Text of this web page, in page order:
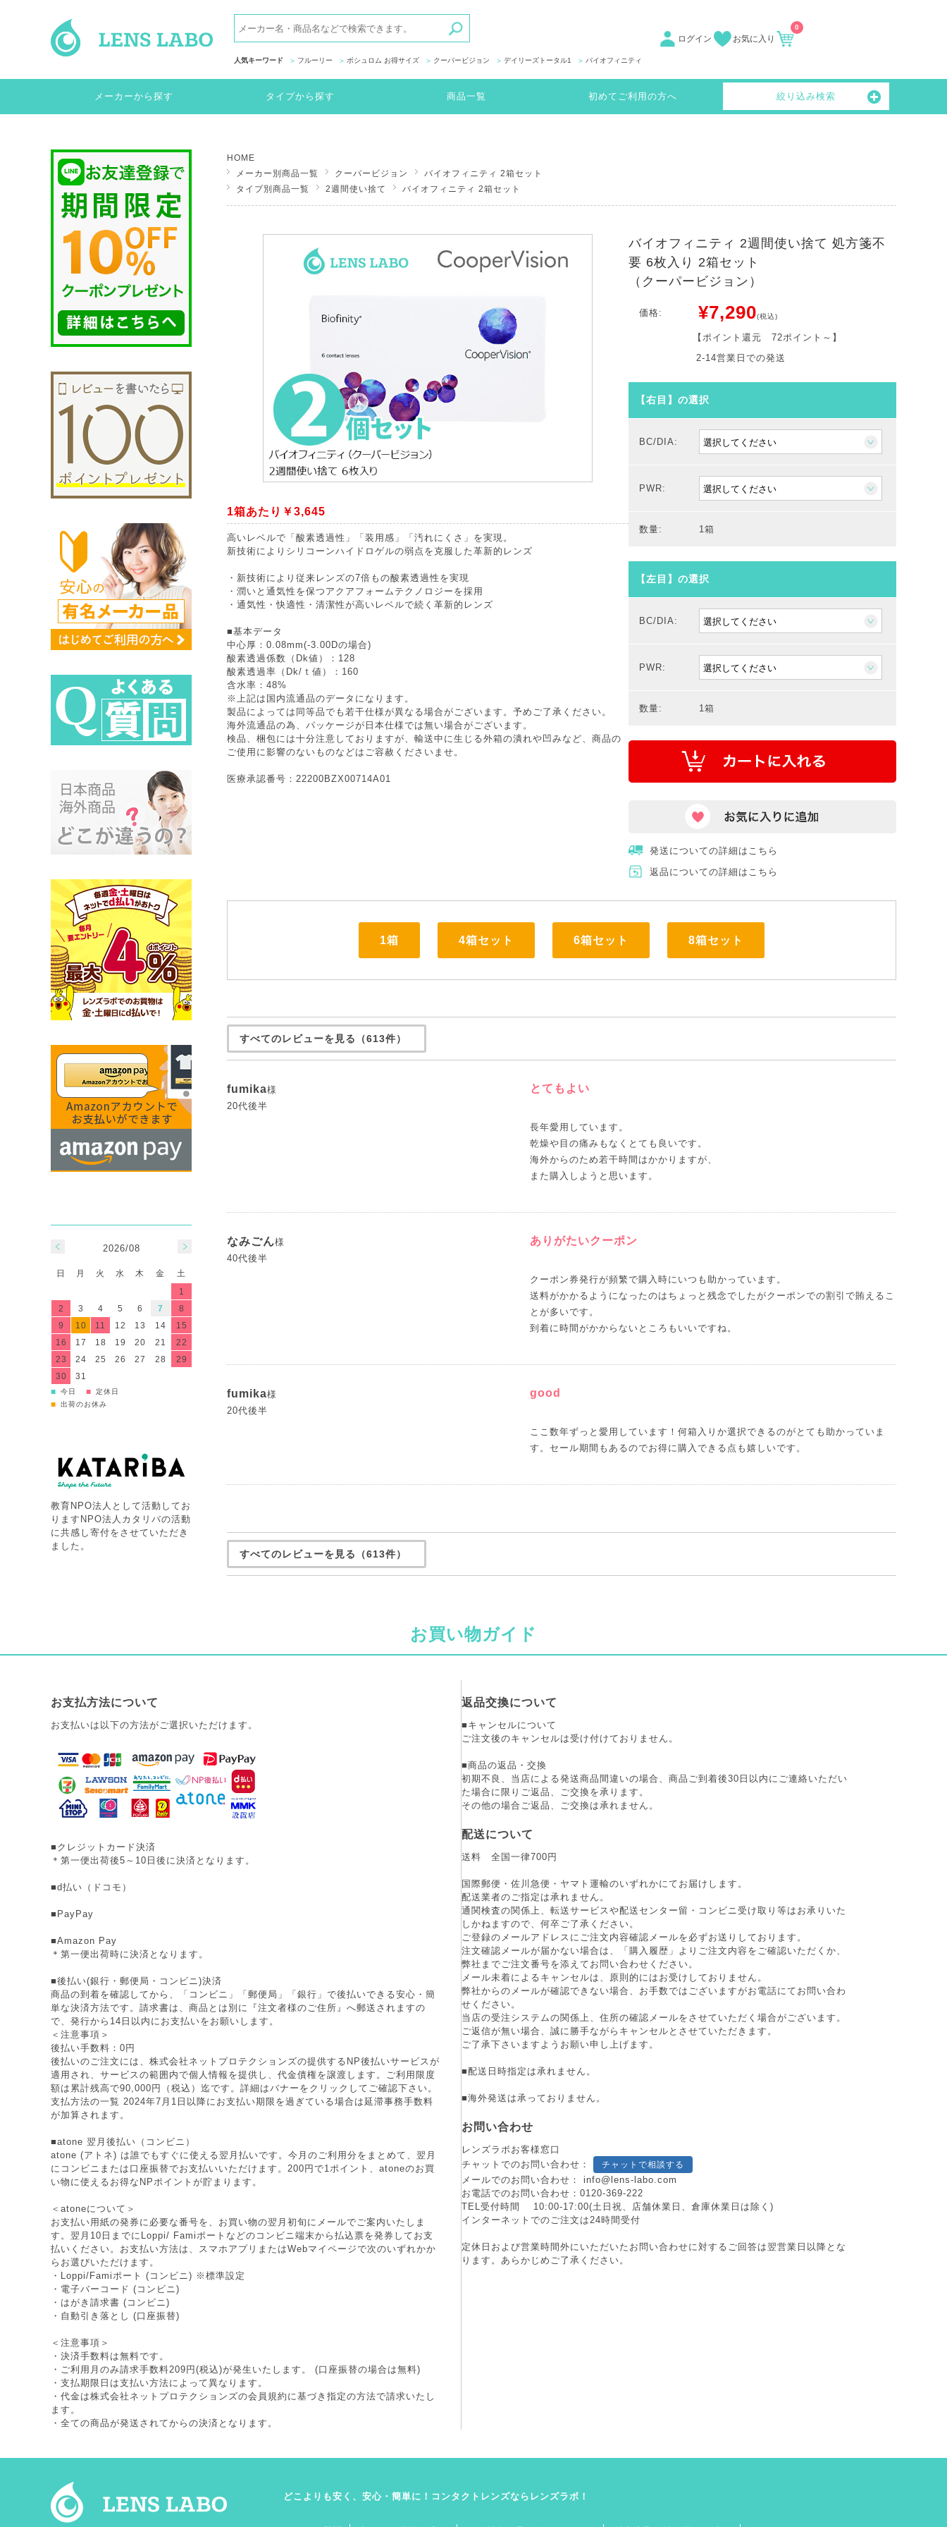
人気キーワード フルーリー ボシュロム お得サイズ クーパービジョン デイリーズトータル1 バイオフィニティ
ログイン お気に入り
0
メーカーから探す タイプから探す 商品一覧 初めてご利用の方へ 絞り込み検索
HOME
メーカー別商品一覧
クーパービジョン
バイオフィニティ 2箱セット
タイプ別商品一覧
2週間使い捨て バイオフィニティ 2箱セット
1箱あたり￥3,645
高いレベルで「酸素透過性」「装用感」「汚れにくさ」を実現。
新技術によりシリコーンハイドロゲルの弱点を克服した革新的レンズ
・新技術により従来レンズの7倍もの酸素透過性を実現
・潤いと通気性を保つアクアフォームテクノロジーを採用
・通気性・快適性・清潔性が高いレベルで続く革新的レンズ
■基本データ
中心厚：0.08mm(-3.00Dの場合)
酸素透過係数（Dk値）：128
酸素透過率（Dk/ｔ値）：160
含水率：48%
※上記は国内流通品のデータになります。
製品によっては同等品でも若干仕様が異なる場合がございます。予めご了承ください。
海外流通品の為、パッケージが日本仕様では無い場合がございます。
検品、梱包には十分注意しておりますが、輸送中に生じる外箱の潰れや凹みなど、商品の
ご使用に影響のないものなどはご容赦くださいませ。
医療承認番号：22200BZX00714A01
バイオフィニティ 2週間使い捨て 処方箋不
要 6枚入り 2箱セット
（クーパービジョン）
価格: ¥7,290(税込)
【ポイント還元 72ポイント～ 】
2-14営業日での発送
【右目】の選択
BC/DIA:
PWR:
数量: 1箱
【左目】の選択
BC/DIA:
PWR:
数量: 1箱
発送についての詳細はこちら
返品についての詳細はこちら
1箱 4箱セット 6箱セット 8箱セット
すべてのレビューを見る（613件）
fumika様
20代後半
とてもよい
長年愛用しています。
乾燥や目の痛みもなくとても良いです。
海外からのため若干時間はかかりますが、
また購入しようと思います。
なみごん様
40代後半
ありがたいクーポン
クーポン券発行が頻繁で購入時にいつも助かっています。
送料がかかるようになったのはちょっと残念でしたがクーポンでの割引で賄えるこ
とが多いです。
到着に時間がかからないところもいいですね。
fumika様
20代後半
good
ここ数年ずっと愛用しています！何箱入りか選択できるのがとても助かっていま
す。セール期間もあるのでお得に購入できる点も嬉しいです。
すべてのレビューを見る（613件）
2026/08
日 月 火 水 木 金
土
1
2
3 4 5 6 7
8
9
10 11 12 13 14
15
16
17 18 19 20 21
22
23
24 25 26 27 28
29
30
31
■ 今日 ■ 定休日
■ 出荷のお休み
教育NPO法人として活動してお
りますNPO法人カタリバの活動
に共感し寄付をさせていただき
ました。
お買い物ガイド
お支払方法について
お支払いは以下の方法がご選択いただけます。
■クレジットカード決済
＊第一便出荷後5～10日後に決済となります。
■d払い（ドコモ）
■PayPay
■Amazon Pay
＊第一便出荷時に決済となります。
■後払い(銀行・郵便局・コンビニ)決済
商品の到着を確認してから、「コンビニ」「郵便局」「銀行」で後払いできる安心・簡
単な決済方法です。請求書は、商品とは別に『注文者様のご住所』へ郵送されますの
で、発行から14日以内にお支払いをお願いします。
＜注意事項＞
後払い手数料：0円
後払いのご注文には、株式会社ネットプロテクションズの提供するNP後払いサービスが
適用され、サービスの範囲内で個人情報を提供し、代金債権を譲渡します。ご利用限度
額は累計残高で90,000円（税込）迄です。詳細はバナーをクリックしてご確認下さい。
支払方法の一覧 2024年7月1日以降にお支払い期限を過ぎている場合は延滞事務手数料
が加算されます。
■atone 翌月後払い（コンビニ）
atone (アトネ) は誰でもすぐに使える翌月払いです。今月のご利用分をまとめて、翌月
にコンビニまたは口座振替でお支払いいただけます。200円で1ポイント、atoneのお買
い物に使えるお得なNPポイントが貯まります。
＜atoneについて＞
お支払い用紙の発券に必要な番号を、お買い物の翌月初旬にメールでご案内いたしま
す。翌月10日までにLoppi/ Famiポートなどのコンビニ端末から払込票を発券してお支
払いください。お支払い方法は、スマホアプリまたはWebマイページで次のいずれかか
らお選びいただけます。
・Loppi/Famiポート (コンビニ) ※標準設定
・電子バーコード (コンビニ)
・はがき請求書 (コンビニ)
・自動引き落とし (口座振替)
＜注意事項＞
・決済手数料は無料です。
・ご利用月のみ請求手数料209円(税込)が発生いたします。 (口座振替の場合は無料)
・支払期限日は支払い方法によって異なります。
・代金は株式会社ネットプロテクションズの会員規約 に基づき指定の方法で請求いたし
ます。
・全ての商品が発送されてからの決済となります。
返品交換について
■キャンセルについて
ご注文後のキャンセルは受け付けておりません。
■商品の返品・交換
初期不良、当店による発送商品間違いの場合、商品ご到着後30日以内にご連絡いただい
た場合に限りご返品、ご交換を承ります。
その他の場合ご返品、ご交換は承れません。
配送について
送料 全国一律700円
国際郵便・佐川急便・ヤマト運輸のいずれかにてお届けします。
配送業者のご指定は承れません。
通関検査の関係上、転送サービスや配送センター留・コンビニ受け取り等はお承りいた
しかねますので、何卒ご了承ください。
ご登録のメールアドレスにご注文内容確認メールを必ずお送りしております。
注文確認メールが届かない場合は、「購入履歴」よりご注文内容をご確認いただくか、
弊社までご注文番号を添えてお問い合わせください。
メール未着によるキャンセルは、原則的にはお受けしておりません。
弊社からのメールが確認できない場合、お手数ではございますがお電話にてお問い合わ
せください。
当店の受注システムの関係上、住所の確認メールをさせていただく場合がございます。
ご返信が無い場合、誠に勝手ながらキャンセルとさせていただきます。
ご了承下さいますようお願い申し上げます。
■配送日時指定は承れません。
■海外発送は承っておりません。
お問い合わせ
レンズラボお客様窓口
チャットでのお問い合わせ：
チャットで相談する
メールでのお問い合わせ： info@lens-labo.com
お電話でのお問い合わせ： 0120-369-222
TEL受付時間 10:00-17:00(土日祝、店舗休業日、倉庫休業日は除く)
インターネットでのご注文は24時間受付
定休日および営業時間外にいただいたお問い合わせに対するご回答は翌営業日以降とな
ります。あらかじめご了承ください。
どこよりも安く、安心・簡単に！コンタクトレンズならレンズラボ！